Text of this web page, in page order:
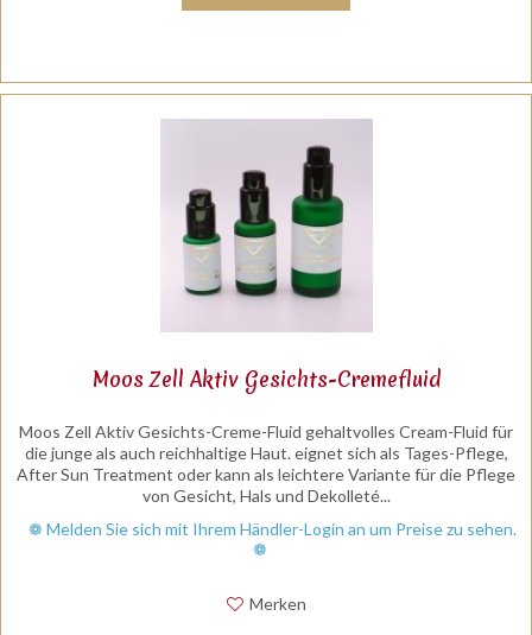
Moos Zell Aktiv Gesichts-Cremefluid
Moos Zell Aktiv Gesichts-Creme-Fluid gehaltvolles Cream-Fluid für
die junge als auch reichhaltige Haut. eignet sich als Tages-Pflege,
After Sun Treatment oder kann als leichtere Variante für die Pflege
von Gesicht, Hals und Dekolleté...
❁ Melden Sie sich mit Ihrem Händler-Login an um Preise zu sehen.
❁
Merken